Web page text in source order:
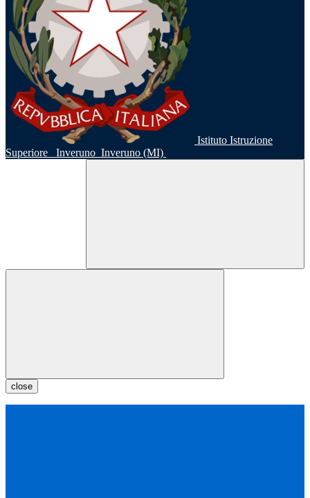
Istituto Istruzione
Superiore
Inveruno Inveruno (MI)
close